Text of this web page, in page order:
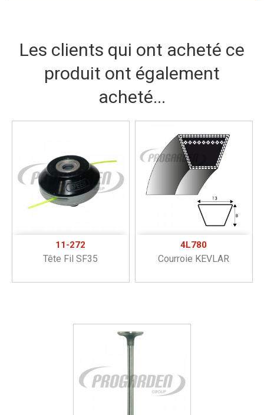
Les clients qui ont acheté ce
produit ont également
acheté...
11-272
Tête Fil SF35
4L780
Courroie KEVLAR